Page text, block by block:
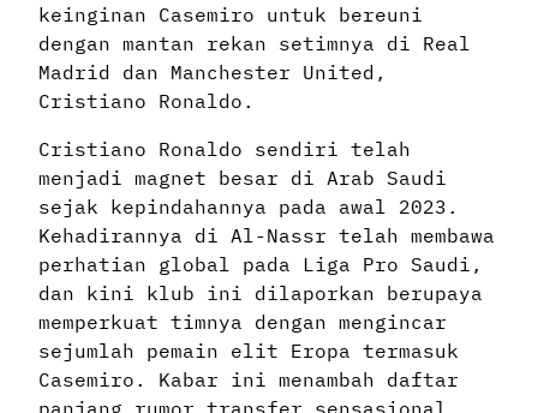
keinginan Casemiro untuk bereuni
dengan mantan rekan setimnya di Real
Madrid dan Manchester United,
Cristiano Ronaldo.
Cristiano Ronaldo sendiri telah
menjadi magnet besar di Arab Saudi
sejak kepindahannya pada awal 2023.
Kehadirannya di Al-Nassr telah membawa
perhatian global pada Liga Pro Saudi,
dan kini klub ini dilaporkan berupaya
memperkuat timnya dengan mengincar
sejumlah pemain elit Eropa termasuk
Casemiro. Kabar ini menambah daftar
panjang rumor transfer sensasional